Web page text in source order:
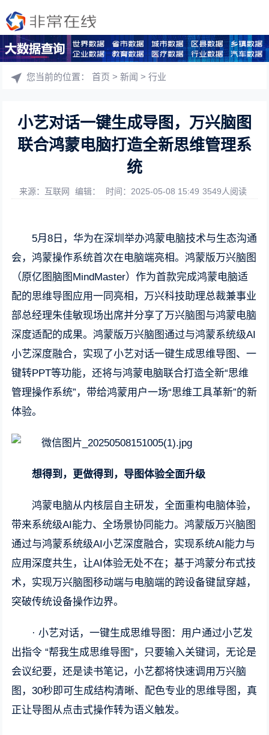
您当前的位置：首页 >新闻 >行业
小艺对话一键生成导图，万兴脑图
联合鸿蒙电脑打造全新思维管理系
统
来源：互联网 编辑： 时间：2025-05-08 15:49 3549人阅读
5月8日，华为在深圳举办鸿蒙电脑技术与生态沟通
会，鸿蒙操作系统首次在电脑端亮相。鸿蒙版万兴脑图
（原亿图脑图MindMaster）作为首款完成鸿蒙电脑适
配的思维导图应用一同亮相，万兴科技助理总裁兼事业
部总经理朱佳敏现场出席并分享了万兴脑图与鸿蒙电脑
深度适配的成果。鸿蒙版万兴脑图通过与鸿蒙系统级AI
小艺深度融合，实现了小艺对话一键生成思维导图、一
键转PPT等功能，还将与鸿蒙电脑联合打造全新“思维
管理操作系统”，带给鸿蒙用户一场“思维工具革新”的新
体验。
想得到，更做得到，导图体验全面升级
鸿蒙电脑从内核层自主研发，全面重构电脑体验，
带来系统级AI能力、全场景协同能力。鸿蒙版万兴脑图
通过与鸿蒙系统级AI小艺深度融合，实现系统AI能力与
应用深度共生，让AI体验无处不在；基于鸿蒙分布式技
术，实现万兴脑图移动端与电脑端的跨设备键鼠穿越，
突破传统设备操作边界。
· 小艺对话，一键生成思维导图：用户通过小艺发
出指令 “帮我生成思维导图”，只要输入关键词，无论是
会议纪要，还是读书笔记，小艺都将快速调用万兴脑
图，30秒即可生成结构清晰、配色专业的思维导图，真
正让导图从点击式操作转为语义触发。